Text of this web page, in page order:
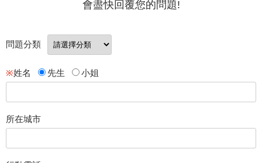
會盡快回覆您的問題!
問題分類
※姓名 先生 小姐
所在城市